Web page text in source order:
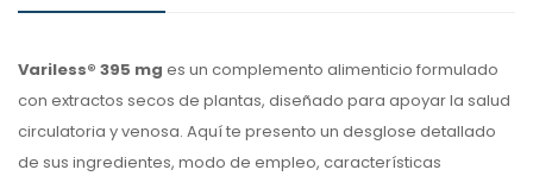
Variless® 395 mg es un complemento alimenticio formulado
con extractos secos de plantas, diseñado para apoyar la salud
circulatoria y venosa. Aquí te presento un desglose detallado
de sus ingredientes, modo de empleo, características